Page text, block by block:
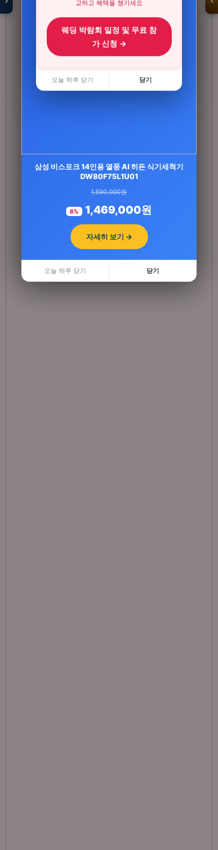
교하고 혜택을 챙기세요
웨딩 박람회 일정 및 무료 참
가 신청 →
오늘 하루 닫기 닫기
화영양제 유비퀴논 유비퀴…
자세히 보기 →
삼성 비스포크 14인용 열풍 AI 히든 식기세척기
DW80F75L1U01
1,590,000원
8% 1,469,000원
자세히 보기 →
오늘 하루 닫기 닫기